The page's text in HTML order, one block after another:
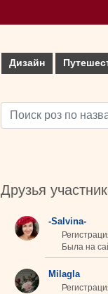
Дизайн
Друзья
-Salvina-
Была на
Milagla